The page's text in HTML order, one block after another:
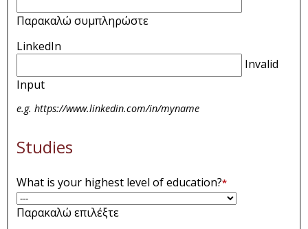
Παρακαλώ συμπληρώστε
LinkedIn
Invalid
Input
e.g. https://www.linkedin.com/in/myname
Studies
What is your highest level of education?*
Παρακαλώ επιλέξτε